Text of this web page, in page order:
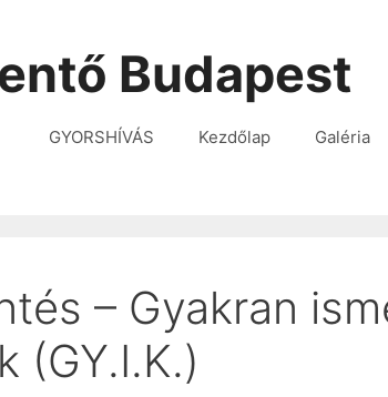
Budapest
GYORSHÍVÁS Kezdőlap Galéria
– Gyakran
(GY.I.K.)